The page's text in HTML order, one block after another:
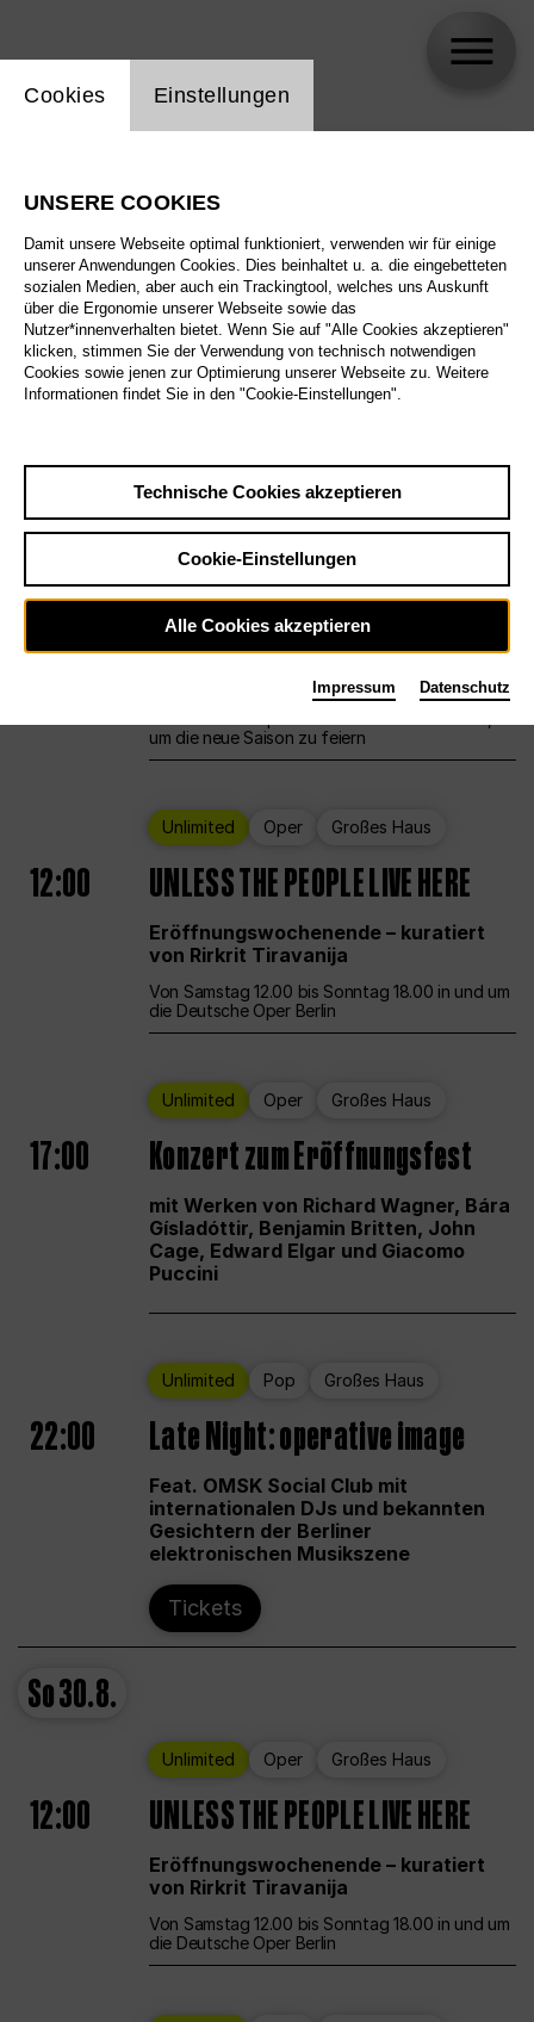
Alle Sparten
Alle Spielstätten
Alle Merkmale
Sa29.8.
Großes Haus
12:00 Eröffnungswochenende
um die neue Saison zu feiern
Unlimited Oper Großes Haus
12:00 UNLESS THE PEOPLE LIVE HERE
Eröffnungswochenende – kuratiert
von Rirkrit Tiravanija
Von Samstag 12.00 bis Sonntag 18.00 in und um
die Deutsche Oper Berlin
Unlimited Oper Großes Haus
17:00 Konzert zum Eröffnungsfest
mit Werken von Richard Wagner, Bára
Gísladóttir, Benjamin Britten, John
Cage, Edward Elgar und Giacomo
Puccini
Unlimited Pop Großes Haus
22:00 Late Night: operative image
Feat. OMSK Social Club mit
internationalen DJs und bekannten
Gesichtern der Berliner
elektronischen Musikszene
Tickets
So30.8.
Unlimited Oper Großes Haus
12:00 UNLESS THE PEOPLE LIVE HERE
Eröffnungswochenende – kuratiert
von Rirkrit Tiravanija
Von Samstag 12.00 bis Sonntag 18.00 in und um
die Deutsche Oper Berlin
Einstellung Website Cookie
Cookies Einstellungen
UNSERE COOKIES
Damit unsere Webseite optimal funktioniert, verwenden wir für einige
unserer Anwendungen Cookies. Dies beinhaltet u. a. die eingebetteten
sozialen Medien, aber auch ein Trackingtool, welches uns Auskunft
über die Ergonomie unserer Webseite sowie das
Nutzer*innenverhalten bietet. Wenn Sie auf "Alle Cookies akzeptieren"
klicken, stimmen Sie der Verwendung von technisch notwendigen
Cookies sowie jenen zur Optimierung unserer Webseite zu. Weitere
Informationen findet Sie in den "Cookie-Einstellungen".
Technische Cookies akzeptieren
Cookie-Einstellungen
Alle Cookies akzeptieren
Impressum Datenschutz